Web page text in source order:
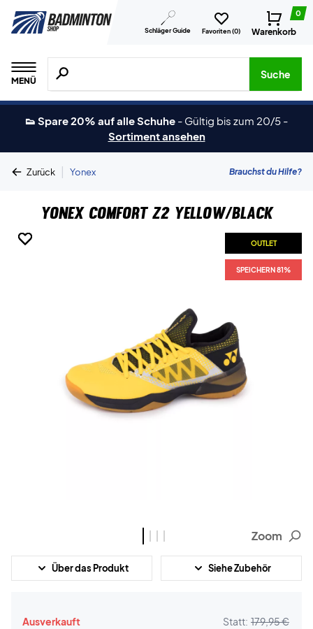
Schläger Guide Favoriten (0)
0
Warenkorb
MENÜ
Suche nach Produkten, Marken usw.
Suche
👟 Spare 20% auf alle Schuhe - Gültig bis zum 20/5 -
Sortiment ansehen
Zurück | Yonex Brauchst du Hilfe?
Yonex Comfort Z2 Yellow/Black
OUTLET
SPEICHERN 81%
OUTLET
SPEICHERN 81%
OUTLET
SPEICHERN 81%
OUTLET
SPEICHERN 81%
Zoom
Über das Produkt Siehe Zubehör
Ausverkauft Statt: 179,95 €